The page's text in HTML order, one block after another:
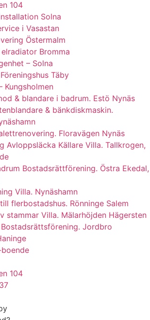
104
Solna
i Vasastan
Östermalm
Bromma
– Solna
Täby
Kungsholmen
& blandare i badrum. Estö Nynäs
& bänkdiskmaskin.
Floravägen Nynäs
Avloppsläcka Källare Villa. Tallkrogen,
Bostadsrättförening. Östra Ekedal,
Villa. Nynäshamn
flerbostadshus. Rönninge Salem
stammar Villa. Mälarhöjden Hägersten
Jordbro
104